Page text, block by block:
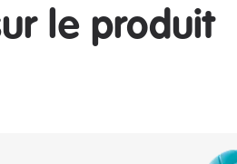
le produit